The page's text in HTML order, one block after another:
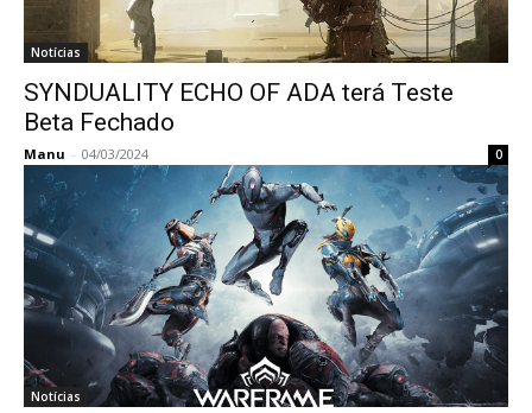
Notícias
SYNDUALITY ECHO OF ADA terá Teste
Beta Fechado
Manu - 04/03/2024 0
Notícias